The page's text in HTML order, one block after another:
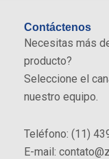
Contáctenos
Necesitas más
producto?
Seleccione el
nuestro equipo.
Teléfono: (11)
E-mail: